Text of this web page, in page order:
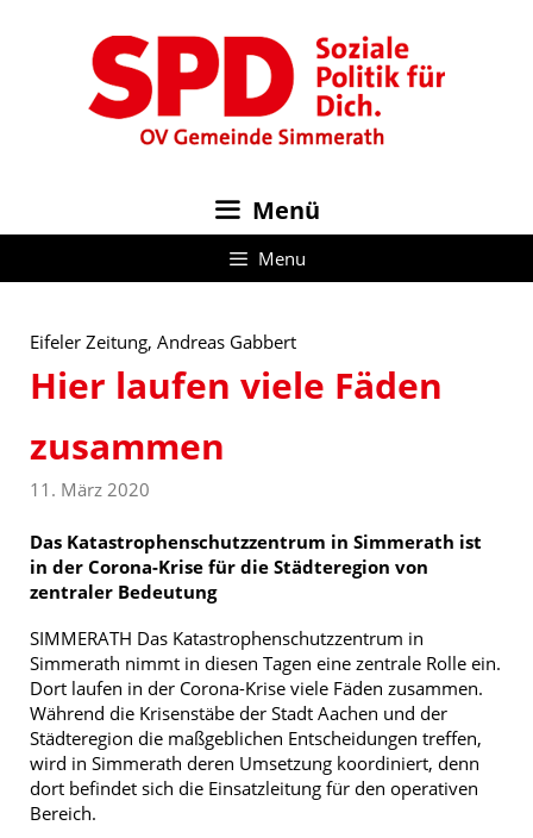
Menü
Menu
Eifeler Zeitung, Andreas Gabbert
Hier laufen viele Fäden
zusammen
11. März 2020
Das Katastrophenschutzzentrum in Simmerath ist
in der Corona-Krise für die Städteregion von
zentraler Bedeutung
SIMMERATH Das Katastrophenschutzzentrum in
Simmerath nimmt in diesen Tagen eine zentrale Rolle ein.
Dort laufen in der Corona-Krise viele Fäden zusammen.
Während die Krisenstäbe der Stadt Aachen und der
Städteregion die maßgeblichen Entscheidungen treffen,
wird in Simmerath deren Umsetzung koordiniert, denn
dort befindet sich die Einsatzleitung für den operativen
Bereich.